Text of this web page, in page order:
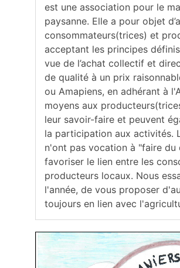
est une association pour le
paysanne. Elle a pour objet
consommateurs(trices) et
acceptant les principes
vue de l’achat collectif et
de qualité à un prix
ou Amapiens, en adhérant à
moyens aux
leur savoir-faire et peuvent
la participation aux activités.
n'ont pas vocation à "faire du
favoriser le lien entre les
producteurs locaux. Nous
l'année, de vous proposer
toujours en lien avec